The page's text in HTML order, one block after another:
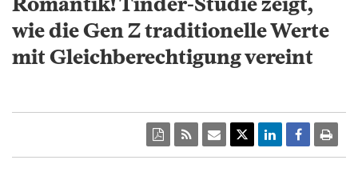
wie die Gen Z traditionelle Werte
mit Gleichberechtigung vereint